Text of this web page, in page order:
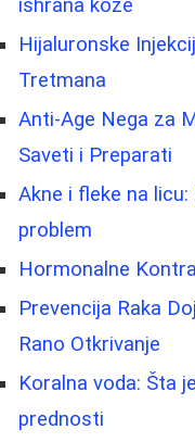
ishrana kože
Hijaluronske
Tretmana
Anti-Age Nega za
Saveti i Preparati
Akne i fleke na
problem
Hormonalne
Prevencija Raka
Rano Otkrivanje
Koralna voda: Šta
prednosti